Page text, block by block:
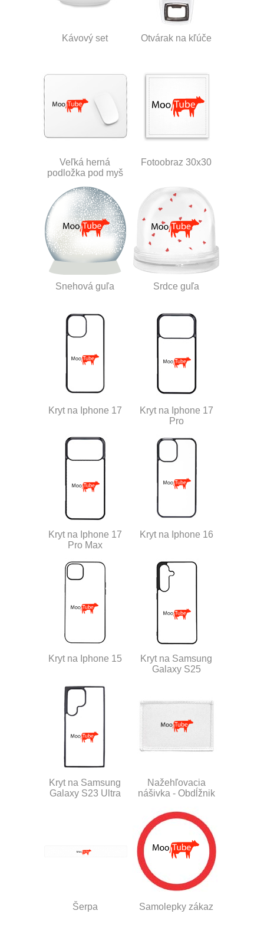
Kávový set Otvárak na kľúče
Veľká herná
podložka pod myš
Fotoobraz 30x30
Snehová guľa Srdce guľa
Kryt na Iphone 17
Kryt na Iphone 17
Pro
Kryt na Iphone 17
Pro Max
Kryt na Iphone 16
Kryt na Iphone 15
Kryt na Samsung
Galaxy S25
Kryt na Samsung
Galaxy S23 Ultra
Nažehľovacia
nášivka - Obdĺžnik
Šerpa Samolepky zákaz